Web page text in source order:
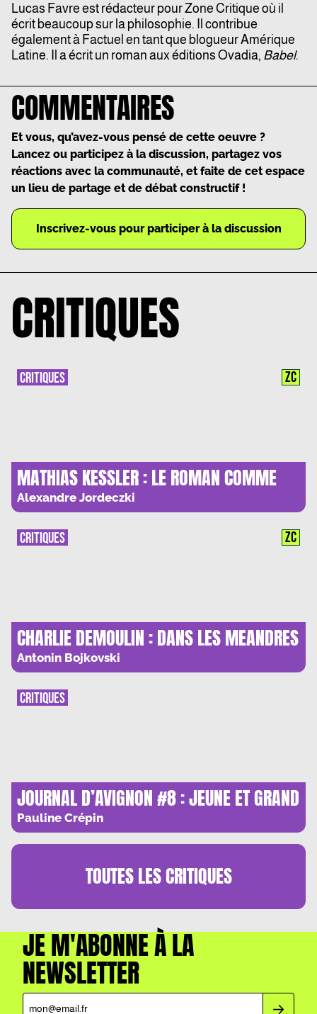
Lucas Favre est rédacteur pour Zone Critique où il
écrit beaucoup sur la philosophie. Il contribue
également à Factuel en tant que blogueur Amérique
Latine. Il a écrit un roman aux éditions Ovadia, Babel.
COMMENTAIRES
Et vous, qu’avez-vous pensé de cette oeuvre ?
Lancez ou participez à la discussion, partagez vos
réactions avec la communauté, et faite de cet espace
un lieu de partage et de débat constructif !
Inscrivez-vous pour participer à la discussion
CRITIQUES
MATHIAS KESSLER : LE ROMAN COMME
REMEDE A LA MEDIOCRITE
Alexandre Jordeczki
CRITIQUES ZC
CHARLIE DEMOULIN : DANS LES MEANDRES
DE L’OBSCENITE
Antonin Bojkovski
CRITIQUES ZC
JOURNAL D’AVIGNON #8 : JEUNE ET GRAND
PUBLIC
Pauline Crépin
CRITIQUES
TOUTES LESCRITIQUES
JE M'ABONNE À LA
NEWSLETTER